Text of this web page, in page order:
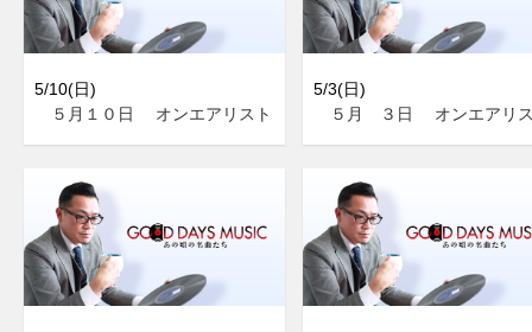
5/10(日)
５月１０日 オンエアリスト
5/3(日)
５月 ３日 オンエアリ